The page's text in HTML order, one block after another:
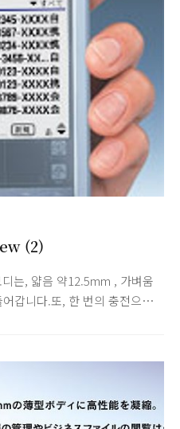
(2)
는, 얇음 약12.5mm , 가벼움
갑니다.또, 한 번의 충전으로
션을 사용했을 경우.사용 상황
다. CPU 에는 고속의
를 탑재.쾌적하게 사용할 수
마이카 도장을 해 시인성을 높